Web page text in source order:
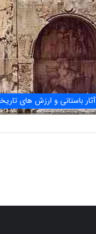
آثار باستانی و ارزش های